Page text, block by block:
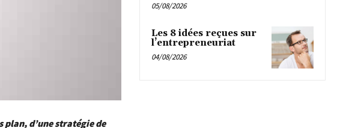
plan, d’une stratégie de
05/08/2026
Les 8 idées reçues sur
l’entrepreneuriat
04/08/2026